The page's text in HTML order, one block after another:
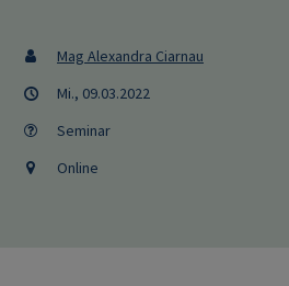
Mag Alexandra Ciarnau
Mi., 09.03.2022
Seminar
Online